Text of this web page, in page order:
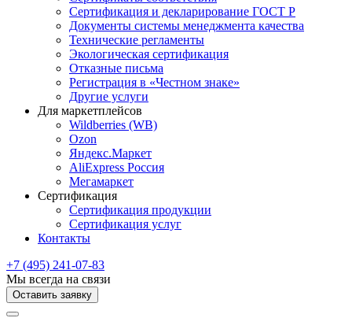
Сертификация и декларирование ГОСТ Р
Документы системы менеджмента качества
Технические регламенты
Экологическая сертификация
Отказные письма
Регистрация в «Честном знаке»
Другие услуги
Для маркетплейсов
Wildberries (WB)
Ozon
Яндекс.Маркет
AliExpress Россия
Мегамаркет
Сертификация
Сертификация продукции
Сертификация услуг
Контакты
+7 (495) 241-07-83
Мы всегда на связи
Оставить заявку